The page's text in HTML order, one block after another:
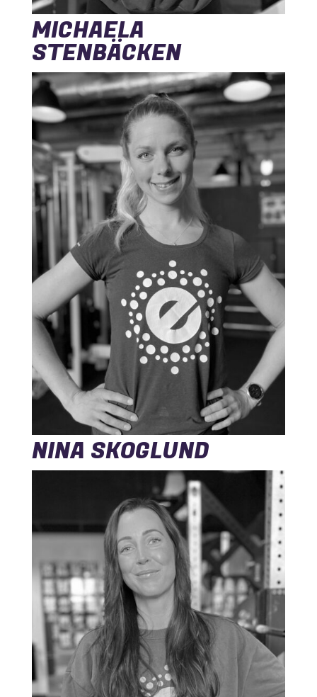
MICHAELA
STENBÄCKEN
NINA SKOGLUND